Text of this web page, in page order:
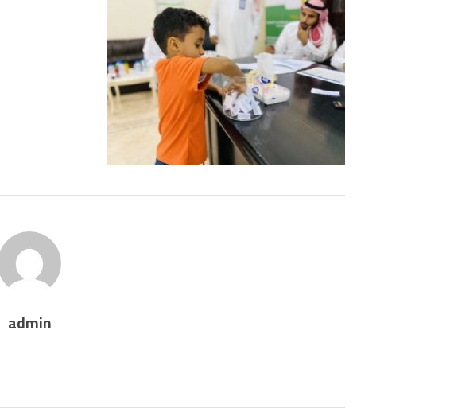
admin